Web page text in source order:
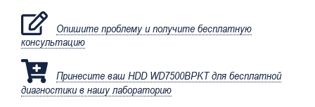
Опишите проблему и получите бесплатную
консультацию
Принесите ваш HDD WD7500BPKT для бесплатной
диагностики в нашу лабораторию